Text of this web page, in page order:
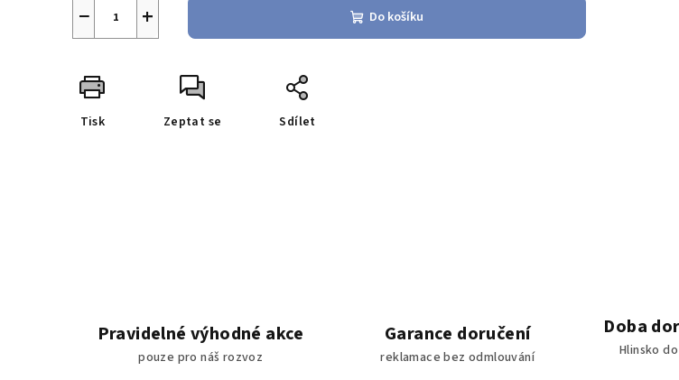
+
− Do košíku
Tisk Zeptat se Sdílet
Pravidelné výhodné akce
pouze pro náš rozvoz
Garance doručení
reklamace bez odmlouvání
Doba
Hlinsko